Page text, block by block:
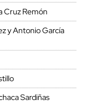
Cruz Remón
y Antonio García
Sardiñas